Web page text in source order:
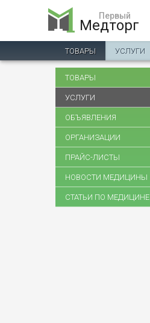
Первый
Медторг
ТОВАРЫ УСЛУГИ
ТОВАРЫ
УСЛУГИ
ОБЪЯВЛЕНИЯ
ОРГАНИЗАЦИИ
ПРАЙС-ЛИСТЫ
НОВОСТИ МЕДИЦИНЫ
СТАТЬИ ПО МЕДИЦИНЕ